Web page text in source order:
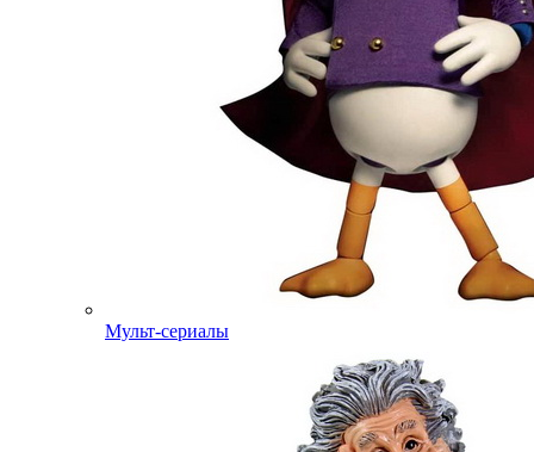
Мульт-сериалы